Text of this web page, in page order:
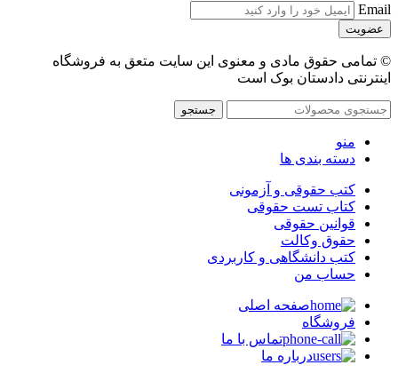
Email
© تمامی حقوق مادی و معنوی این سایت متعق به فروشگاه
اینترنتی دادستان بوک است
جستجو
منو
دسته بندی ها
کتب حقوقی و آزمونی
کتاب تست حقوقی
قوانین حقوقی
حقوق وکالت
کتب دانشگاهی و کاربردی
حساب من
صفحه اصلی
فروشگاه
تماس با ما
درباره ما